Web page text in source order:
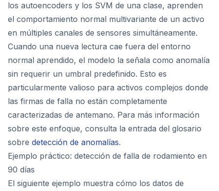
los autoencoders y los SVM de una clase, aprenden
el comportamiento normal multivariante de un activo
en múltiples canales de sensores simultáneamente.
Cuando una nueva lectura cae fuera del entorno
normal aprendido, el modelo la señala como anomalía
sin requerir un umbral predefinido. Esto es
particularmente valioso para activos complejos donde
las firmas de falla no están completamente
caracterizadas de antemano. Para más información
sobre este enfoque, consulta la entrada del glosario
sobre detección de anomalías.
Ejemplo práctico: detección de falla de rodamiento en
90 días
El siguiente ejemplo muestra cómo los datos de